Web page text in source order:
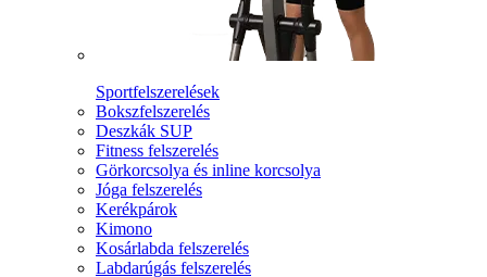
Sportfelszerelések
Bokszfelszerelés
Deszkák SUP
Fitness felszerelés
Görkorcsolya és inline korcsolya
Jóga felszerelés
Kerékpárok
Kimono
Kosárlabda felszerelés
Labdarúgás felszerelés